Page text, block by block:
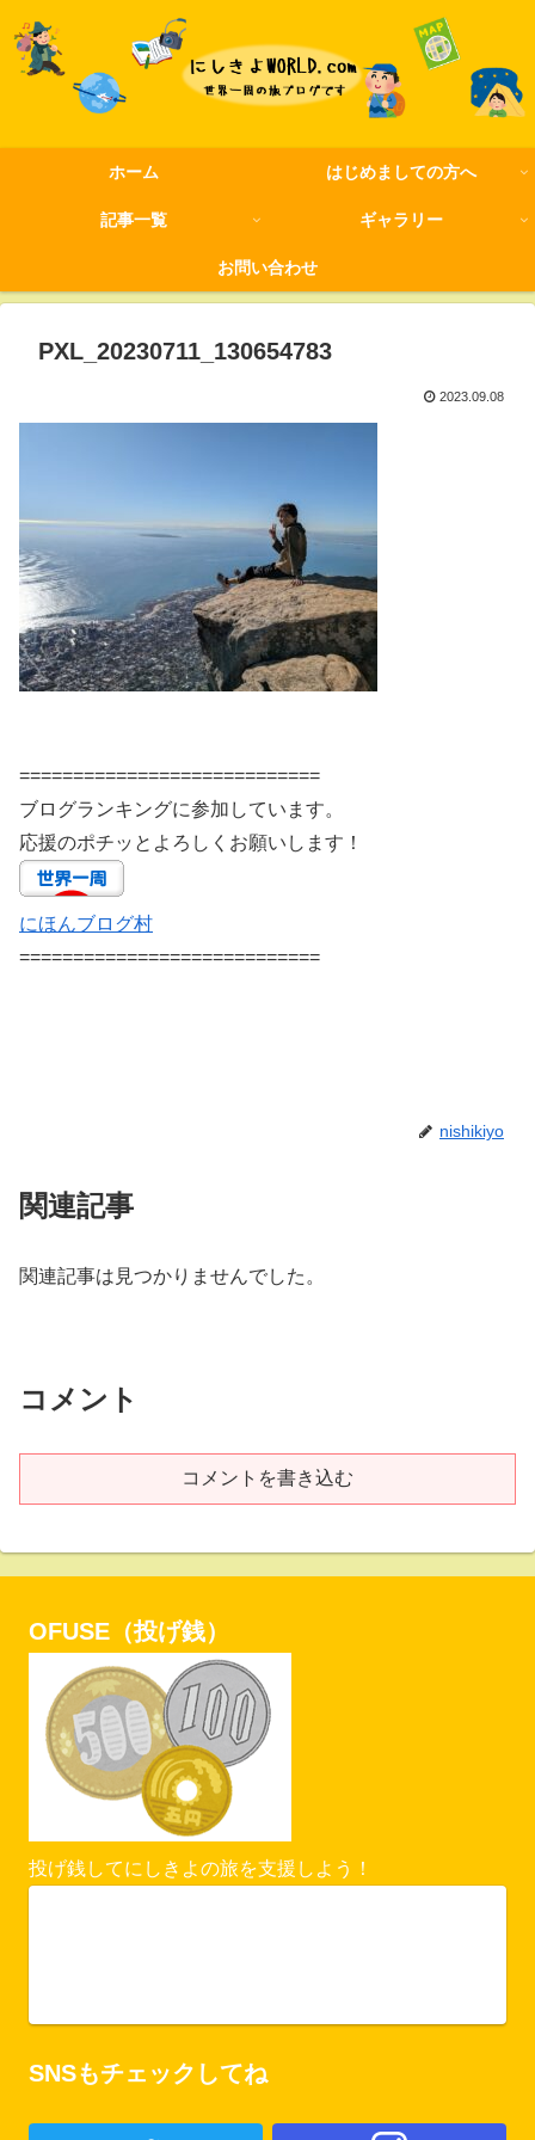
ホーム はじめましての方へ
記事一覧 ギャラリー
お問い合わせ
PXL_20230711_130654783
2023.09.08
============================
ブログランキングに参加しています。
応援のポチッとよろしくお願いします！
にほんブログ村
============================
nishikiyo
関連記事
関連記事は見つかりませんでした。
コメント
コメントを書き込む
OFUSE（投げ銭）
投げ銭してにしきよの旅を支援しよう！
SNSもチェックしてね